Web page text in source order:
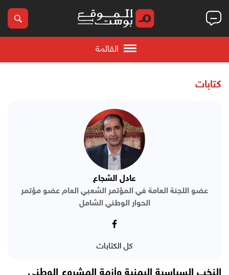
القائمة
كتابات
عادل الشجاع
عضو اللجنة العامة في المؤتمر الشعبي العام عضو مؤتمر
الحوار الوطني الشامل
كل الكتابات